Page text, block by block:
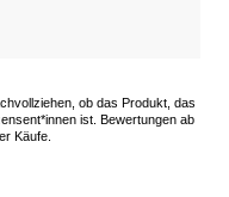
ob das Produkt, das
ist. Bewertungen ab
Käufe.